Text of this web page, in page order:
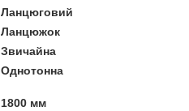
Ланцюговий
Ланцюжок
Звичайна
Однотонна
1800 мм